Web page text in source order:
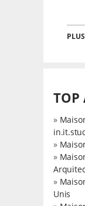
TOP
»
»
»
»
Unis